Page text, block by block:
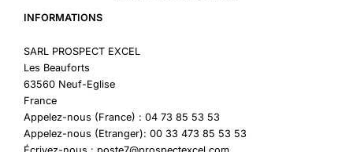
INFORMATIONS
SARL PROSPECT EXCEL
Les Beauforts
63560 Neuf-Eglise
France
Appelez-nous (France) : 04 73 85 53 53
Appelez-nous (Etranger): 00 33 473 85 53 53